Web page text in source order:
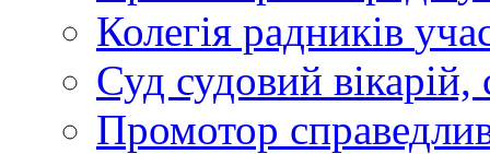
Колегія радників
Суд судовий вікарій,
Промотор